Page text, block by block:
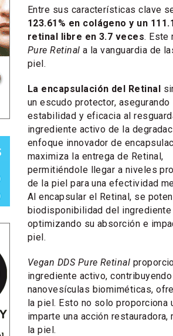
Entre sus características clave
123.61% en colágeno y un
retinal libre en 3.7 veces. Este
Pure Retinal a la vanguardia de
piel.
La encapsulación del Retinal
un escudo protector, asegurando
estabilidad y eficacia al
ingrediente activo de la
enfoque innovador de
maximiza la entrega de Retinal,
permitiéndole llegar a niveles
de la piel para una efectividad
Al encapsular el Retinal, se
biodisponibilidad del ingrediente
optimizando su absorción e
piel.
Vegan DDS Pure Retinal
ingrediente activo,
nanovesículas biomiméticas,
la piel. Esto no solo proporciona
imparte una acción
la piel.